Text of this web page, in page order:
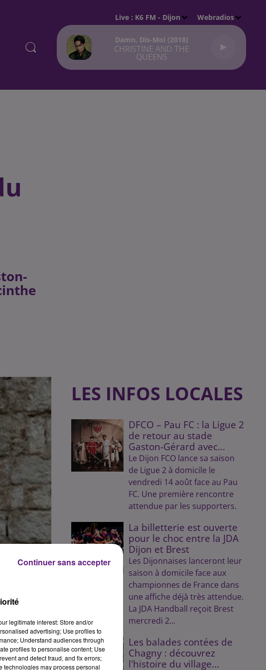
Live : K6 FM - Dijon Webradios
Damn, Dis-Moi (2018)
CHRISTINE AND THE
QUEENS
LES INFOS LOCALES
DFCO – Pau FC : la Ligue 2
de retour au stade
Gaston-Gérard avec...
Le Dijon FCO lance sa saison
de Ligue 2 à domicile le
vendredi 14 août face au Pau
FC. Une première rencontre
attendue par les supporters.
La billetterie est ouverte
pour le choc entre la JDA
Dijon et Brest
Les Dijonnaises lanceront leur
saison à domicile face aux
championnes de France dans
une affiche déjà très attendue.
La JDA Handball reçoit Brest
mercredi 2...
Les balades contées de
Chagny : découvrez
l'histoire du village...
legitimate interest: Store and/or
advertising; Use profiles to
Understand audiences through
profiles to personalise content; Use
and detect fraud, and fix errors;
technologies may process personal
Continuer sans accepter